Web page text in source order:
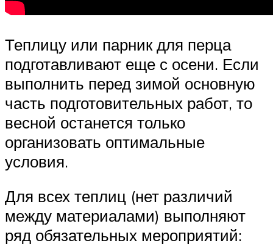
Теплицу или парник для перца
подготавливают еще с осени. Если
выполнить перед зимой основную
часть подготовительных работ, то
весной останется только
организовать оптимальные
условия.
Для всех теплиц (нет различий
между материалами) выполняют
ряд обязательных мероприятий: